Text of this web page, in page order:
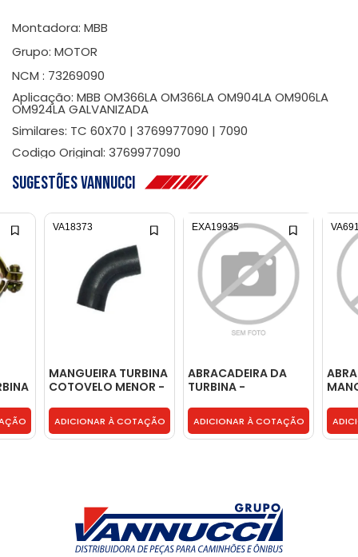
Montadora: MBB
Grupo: MOTOR
NCM : 73269090
Aplicação: MBB OM366LA OM366LA OM904LA OM906LA
OM924LA GALVANIZADA
Similares: TC 60X70 | 3769977090 | 7090
Codigo Original: 3769977090
Sugestões Vannucci
MANGUEIRA TURBINA
COTOVELO MENOR -
ADICIONAR À COTAÇÃO
VA18373
ABRACADEIRA DA
TURBINA -
ADICIONAR À COTAÇÃO
EXA19935